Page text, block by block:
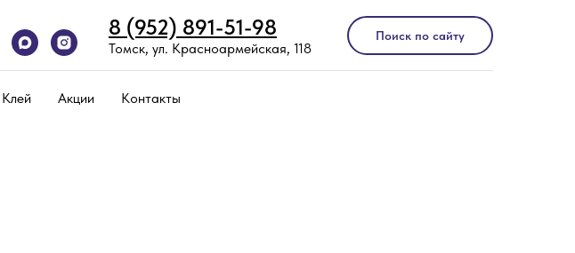
8 (952) 891-51-98
Томск, ул. Красноармейская, 118
Поиск по сайту
Клей Акции Контакты